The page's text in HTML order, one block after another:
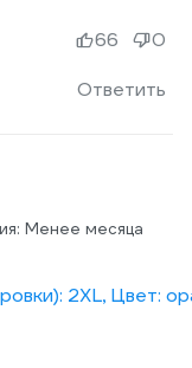
Ответить
66 0
Менее месяца
2XL, Цвет: